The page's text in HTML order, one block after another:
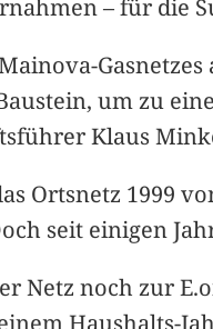
– für die
um zu
Klaus
Ortsnetz 1999
seit einigen
Netz noch zur
Haushalts-